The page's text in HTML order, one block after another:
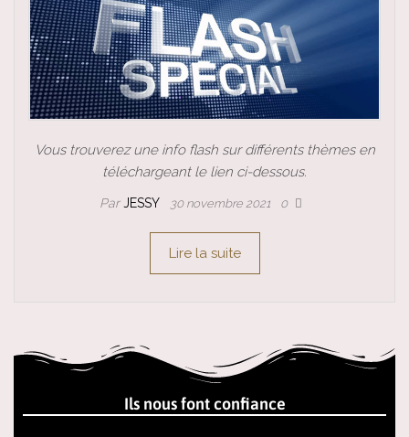
Vous trouverez une info flash sur différents thèmes en
téléchargeant le lien ci-dessous.
ParJESSY 30 novembre 2021 0
Lire la suite
Ils nous font confiance